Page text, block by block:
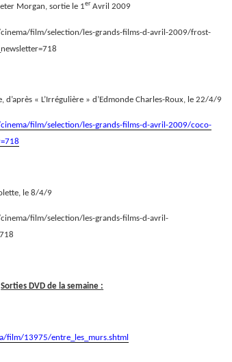
Morgan, sortie le 1er Avril 2009
film/selection/les-grands-films-d-avril-2009/frost-
d’après « L’Irrégulière » d’Edmonde Charles-Roux, le 22/4/9
film/selection/les-grands-films-d-avril-2009/coco-
le 8/4/9
film/selection/les-grands-films-d-avril-
Sorties DVD de la semaine :
film/13975/entre_les_murs.shtml